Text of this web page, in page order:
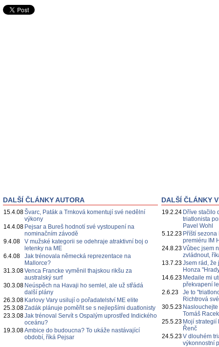
DALŠÍ ČLÁNKY AUTORA
15.4.08Švarc, Paták a Trnková komentují své nedělní
výkony
14.4.08 Pejsar a Bureš hodnotí své vystoupení na
nominačním závodě
9.4.08
V mužské kategorii se odehraje atraktivní boj o
letenky na ME
6.4.08
Jak trénovala německá reprezentace na
Mallorce?
31.3.08Venca Francke vyměnil thajskou rikšu za
australský surf
30.3.08 Neúspěch na Havaji ho semlel, ale už střádá
další plány
26.3.08 Karlovy Vary usilují o pořadatelství ME elite
25.3.08Zadák plánuje poměřit se s nejlepšími duatlonisty
23.3.08Jak trénoval Servít s Ospalým uprostřed Indického
oceánu?
19.3.08Ambice do budoucna? To ukáže nastávající
období, říká Pejsar
DALŠÍ ČLÁNKY
19.2.24 Dříve stačilo
triatlonista
Pavel Wohl
5.12.23 Příští
premiéru IM
24.8.23Vůbec jsem
zvládnout,
13.7.23Jsem rád, že
Honza
14.6.23 Medaile mi
překvapení
2.6.23
Je to
Richtrová
30.5.23
Tomáš Racek
25.5.23 Mojí strategií
Řenč
24.5.23V dlouhém
výkonnostní